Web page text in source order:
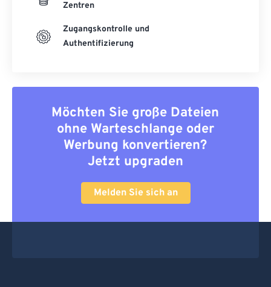
Zentren
Zugangskontrolle und
Authentifizierung
Möchten Sie große Dateien
ohne Warteschlange oder
Werbung konvertieren?
Jetzt upgraden
Melden Sie sich an